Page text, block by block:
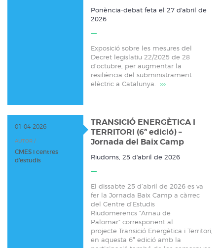
Ponència-debat feta el 27 d'abril de
2026
Exposició sobre les mesures del
Decret legislatiu 22/2025 de 28
d’octubre, per augmentar la
resiliència del subministrament
elèctric a Catalunya. ›››
01-04-2026
AUTOR /
CMES i centres
d'estudis
TRANSICIÓ ENERGÈTICA I
TERRITORI (6ª edició) –
Jornada del Baix Camp
Riudoms, 25 d'abril de 2026
El dissabte 25 d’abril de 2026 es va
fer la Jornada Baix Camp a càrrec
del Centre d’Estudis
Riudomerencs “Arnau de
Palomar” corresponent al
projecte Transició Energètica i Territori,
en aquesta 6ª edició amb la